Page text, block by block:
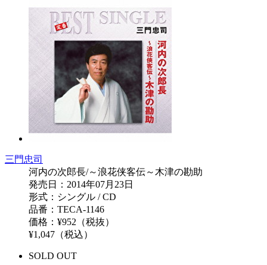
三門忠司
河内の次郎長/～浪花侠客伝～木津の勘助
発売日：2014年07月23日
形式：シングル / CD
品番：TECA-1146
価格：¥952（税抜）
¥1,047（税込）
SOLD OUT